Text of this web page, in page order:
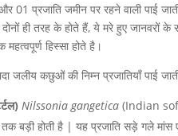
01 प्रजाति जमीन पर रहने वाली पाई
दोनों ही तरह के होते हैं, ये मरे हुए
हिस्सा होते है।
जलीय कछुओं की निम्न प्रजातियाँ पाई
Nilssonia gangetica (Indian
बड़ी होती है | यह प्रजाति सड़े गले मांस